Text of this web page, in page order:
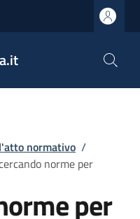
normativo /
norme per
per